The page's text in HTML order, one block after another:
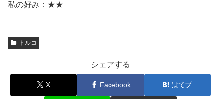
私の好み：★★
トルコ
シェアする
X Facebook はてブ